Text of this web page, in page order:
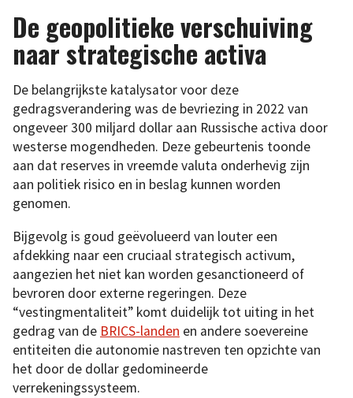
De geopolitieke verschuiving
naar strategische activa
De belangrijkste katalysator voor deze
gedragsverandering was de bevriezing in 2022 van
ongeveer 300 miljard dollar aan Russische activa door
westerse mogendheden. Deze gebeurtenis toonde
aan dat reserves in vreemde valuta onderhevig zijn
aan politiek risico en in beslag kunnen worden
genomen.
Bijgevolg is goud geëvolueerd van louter een
afdekking naar een cruciaal strategisch activum,
aangezien het niet kan worden gesanctioneerd of
bevroren door externe regeringen. Deze
“vestingmentaliteit” komt duidelijk tot uiting in het
gedrag van de BRICS-landen en andere soevereine
entiteiten die autonomie nastreven ten opzichte van
het door de dollar gedomineerde
verrekeningssysteem.